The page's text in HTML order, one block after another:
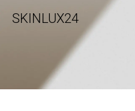
SKINLUX24